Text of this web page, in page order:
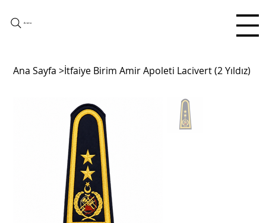
Arama
Ana Sayfa >İtfaiye Birim Amir Apoleti Lacivert (2 Yıldız)